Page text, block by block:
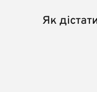
Як